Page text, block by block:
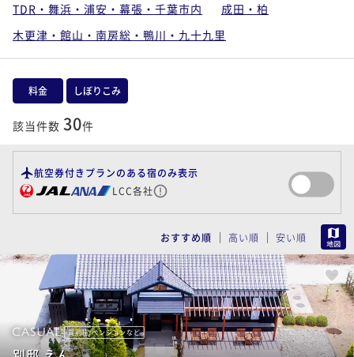
TDR・舞浜・浦安・幕張・千葉市内
成田・柏
木更津・館山・南房総・鴨川・九十九里
料金 しぼりこみ
該当件数 30件
航空券付きプランのある宿のみ表示
LCC各社
おすすめ順 高い順 安い順
貸別荘/ペンションなど